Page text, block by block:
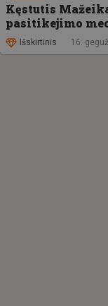
Kęstutis
pasitikejimo
Išskirtinis 16.